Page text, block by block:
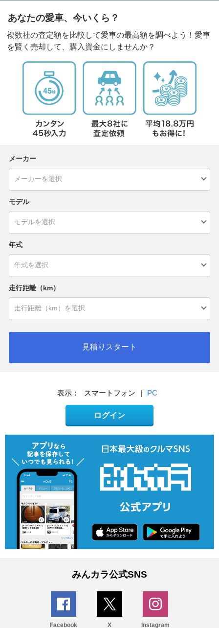
あなたの愛車、今いくら？
複数社の査定額を比較して愛車の最高額を調べよう！愛車
を賢く売却して、購入資金にしませんか？
メーカー
モデル
年式
走行距離（km）
見積りスタート
表示： スマートフォン | PC
ログイン
みんカラ公式SNS
Facebook X Instagram